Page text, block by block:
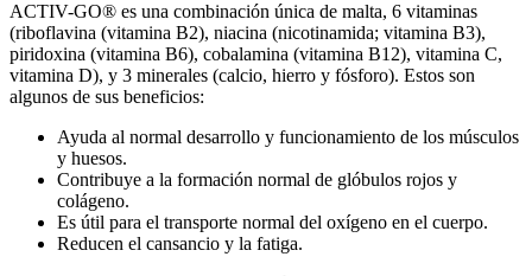
ACTIV-GO® es una combinación única de malta, 6 vitaminas
(riboflavina (vitamina B2), niacina (nicotinamida; vitamina B3),
piridoxina (vitamina B6), cobalamina (vitamina B12), vitamina C,
vitamina D), y 3 minerales (calcio, hierro y fósforo). Estos son
algunos de sus beneficios:
Ayuda al normal desarrollo y funcionamiento de los músculos
y huesos.
Contribuye a la formación normal de glóbulos rojos y
colágeno.
Es útil para el transporte normal del oxígeno en el cuerpo.
Reducen el cansancio y la fatiga.